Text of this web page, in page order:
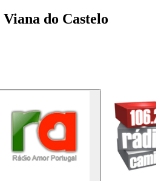
do Castelo